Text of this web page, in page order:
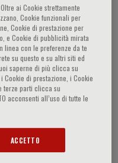
/ RELATORE
Ricerca presso il
(DMI) dell’Istituto
funzione di
Alimentari e
ai Cookie strettamente
Cookie funzionali per
Cookie di prestazione per
e Cookie di pubblicità mirata
linea con le preferenze da te
su questo e su altri siti ed
saperne di più clicca su
Cookie di prestazione, i Cookie
terze parti clicca su
acconsenti all’uso di tutte le
ACCETTO